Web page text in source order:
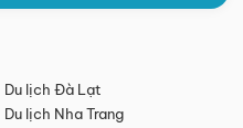
Du lịch Đà Lạt
Du lịch Nha Trang